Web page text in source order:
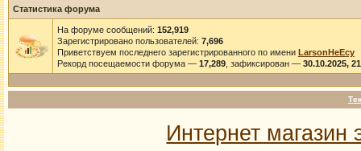
Статистика форума
На форуме сообщений: 152,919
Зарегистрировано пользователей: 7,696
Приветствуем последнего зарегистрированного по имени LarsonHeEcy
Рекорд посещаемости форума — 17,289, зафиксирован — 30.10.2025,
Интернет